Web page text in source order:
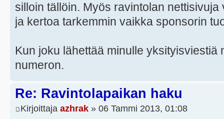
silloin tällöin. Myös ravintolan
ja kertoa tarkemmin vaikka sponsorin
Kun joku lähettää minulle yksityisviestiä
numeron.
Re: Ravintolapaikan haku
Kirjoittaja azhrak » 06 Tammi 2013, 01:08